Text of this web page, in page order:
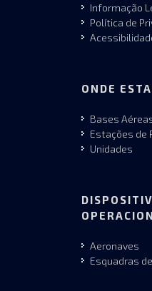
Informação
Política de
ONDE
Bases
Estações de
Unidades
Aeronaves
Esquadras